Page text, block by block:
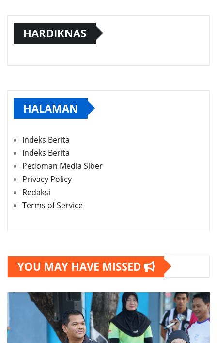
HARDIKNAS
HALAMAN
Indeks Berita
Indeks Berita
Pedoman Media Siber
Privacy Policy
Redaksi
Terms of Service
YOU MAY HAVE MISSED